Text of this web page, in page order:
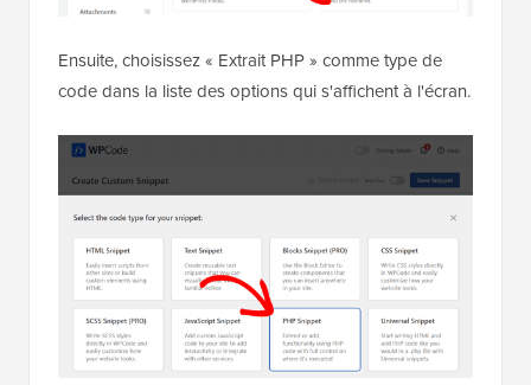
Ensuite, choisissez « Extrait PHP » comme type de
code dans la liste des options qui s'affichent à l'écran.